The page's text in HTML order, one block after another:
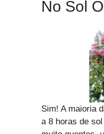
No Sol
Sim! A maioria
a 8 horas de